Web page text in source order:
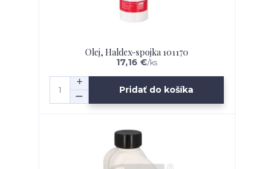
Olej, Haldex-spojka 101170
17,16 €/ks
Pridať do košíka